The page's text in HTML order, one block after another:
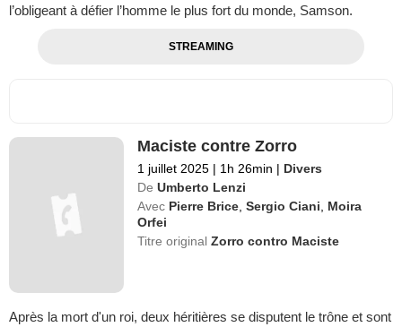
l’obligeant à défier l’homme le plus fort du monde, Samson.
STREAMING
Maciste contre Zorro
1 juillet 2025 | 1h 26min | Divers
De Umberto Lenzi
Avec Pierre Brice ,Sergio Ciani
Moira
Orfei
Titre originalZorro contro Maciste
Après la mort d'un roi, deux héritières se disputent le trône et sont